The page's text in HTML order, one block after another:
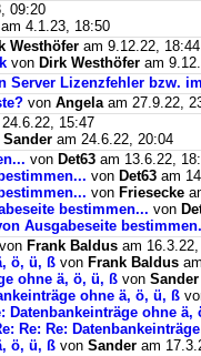
09:20
am 4.1.23, 18:50
Westhöfer am 9.12.22, 18:44
von Dirk Westhöfer am
Server Lizenzfehler bzw.
von Angela am 27.9.22,
15:47
Sander am 24.6.22, 20:04
von Det63 am 13.6.22,
von Det63 am
von Friesecke
bestimmen... von
Ausgabeseite
von Frank Baldus am
ö, ü, ß von Frank Baldus
ohne ä, ö, ü, ß von Sander
ohne ä, ö, ü, ß
Datenbankeinträge ohne ä,
Re: Re:
ö, ü, ß von Sander am